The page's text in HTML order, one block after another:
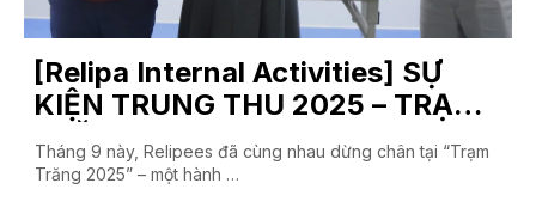
[Relipa Internal Activities] SỰ
KIỆN TRUNG THU 2025 – TRẠM
TRĂNG 🌕
Tháng 9 này, Relipees đã cùng nhau dừng chân tại “Trạm
Trăng 2025” – một hành …